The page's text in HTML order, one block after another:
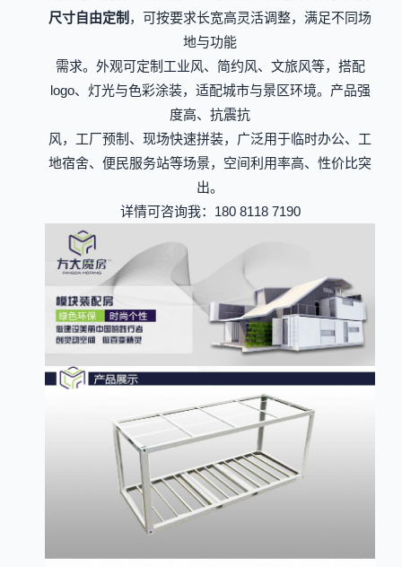
尺寸自由定制 ，可按要求长宽高灵活调整，满足不同场
地与功能
需求。外观可定制工业风、简约风、文旅风等，搭配
logo、灯光与色彩涂装，适配城市与景区环境。产品强
度高、抗震抗
风，工厂预制、现场快速拼装，广泛用于临时办公、工
地宿舍、便民服务站等场景，空间利用率高、性价比突
出。
详情可咨询我：180 8118 7190